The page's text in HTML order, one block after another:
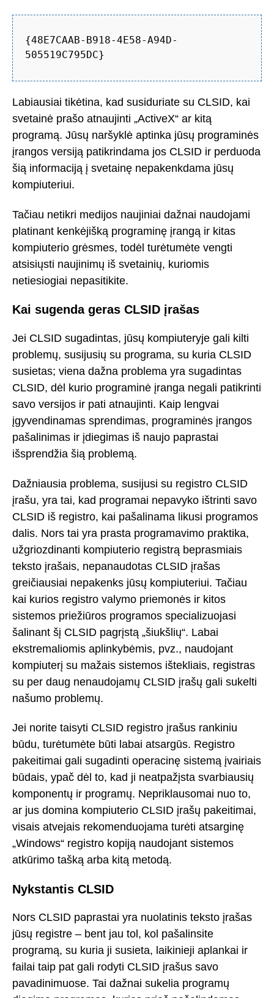
{48E7CAAB-B918-4E58-A94D-
505519C795DC}
Labiausiai tikėtina, kad susiduriate su CLSID, kai
svetainė prašo atnaujinti „ActiveX“ ar kitą
programą. Jūsų naršyklė aptinka jūsų programinės
įrangos versiją patikrindama jos CLSID ir perduoda
šią informaciją į svetainę nepakenkdama jūsų
kompiuteriui.
Tačiau netikri medijos naujiniai dažnai naudojami
platinant kenkėjišką programinę įrangą ir kitas
kompiuterio grėsmes, todėl turėtumėte vengti
atsisiųsti naujinimų iš svetainių, kuriomis
netiesiogiai nepasitikite.
Kai sugenda geras CLSID įrašas
Jei CLSID sugadintas, jūsų kompiuteryje gali kilti
problemų, susijusių su programa, su kuria CLSID
susietas; viena dažna problema yra sugadintas
CLSID, dėl kurio programinė įranga negali patikrinti
savo versijos ir pati atnaujinti. Kaip lengvai
įgyvendinamas sprendimas, programinės įrangos
pašalinimas ir įdiegimas iš naujo paprastai
išsprendžia šią problemą.
Dažniausia problema, susijusi su registro CLSID
įrašu, yra tai, kad programai nepavyko ištrinti savo
CLSID iš registro, kai pašalinama likusi programos
dalis. Nors tai yra prasta programavimo praktika,
užgriozdinanti kompiuterio registrą beprasmiais
teksto įrašais, nepanaudotas CLSID įrašas
greičiausiai nepakenks jūsų kompiuteriui. Tačiau
kai kurios registro valymo priemonės ir kitos
sistemos priežiūros programos specializuojasi
šalinant šį CLSID pagrįstą „šiukšlių“. Labai
ekstremaliomis aplinkybėmis, pvz., naudojant
kompiuterį su mažais sistemos ištekliais, registras
su per daug nenaudojamų CLSID įrašų gali sukelti
našumo problemų.
Jei norite taisyti CLSID registro įrašus rankiniu
būdu, turėtumėte būti labai atsargūs. Registro
pakeitimai gali sugadinti operacinę sistemą įvairiais
būdais, ypač dėl to, kad ji neatpažįsta svarbiausių
komponentų ir programų. Nepriklausomai nuo to,
ar jus domina kompiuterio CLSID įrašų pakeitimai,
visais atvejais rekomenduojama turėti atsarginę
„Windows“ registro kopiją naudojant sistemos
atkūrimo tašką arba kitą metodą.
Nykstantis CLSID
Nors CLSID paprastai yra nuolatinis teksto įrašas
jūsų registre – bent jau tol, kol pašalinsite
programą, su kuria ji susieta, laikinieji aplankai ir
failai taip pat gali rodyti CLSID įrašus savo
pavadinimuose. Tai dažnai sukelia programų